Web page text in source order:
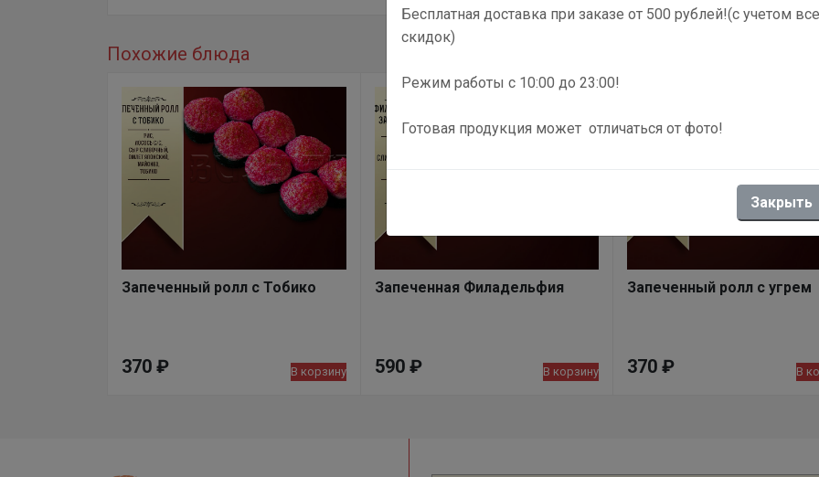
Похожие блюда
Запеченный ролл с Тобико
370 ₽ В корзину
Запеченная Филадельфия
590 ₽ В корзину
Запеченный ролл с угрем
370 ₽ В
Бесплатная доставка при заказе от 500 рублей!(с учетом
скидок)
Режим работы с 10:00 до 23:00!
Готовая продукция может отличаться от фото!
Закрыть